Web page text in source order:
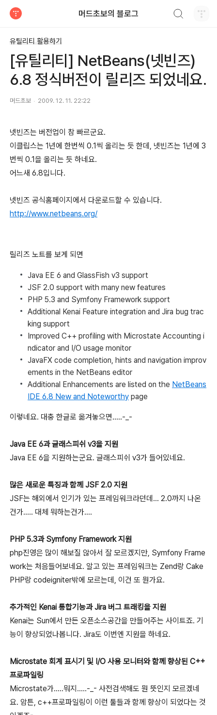
머드초보의 블로그
유틸리티 활용하기
[유틸리티] NetBeans(넷빈즈)
6.8 정식버전이 릴리즈 되었네요.
머드초보 2009. 12. 11. 22:22
넷빈즈는 버전업이 참 빠르군요.
이클립스는 1년에 한번씩 0.1씩 올리는 듯 한데, 넷빈즈는 1년에 3
번씩 0.1을 올리는 듯 하네요.
어느새 6.8입니다.
넷빈즈 공식홈페이지에서 다운로드할 수 있습니다.
http://www.netbeans.org/
릴리즈 노트를 보게 되면
Java EE 6 and GlassFish v3 support
JSF 2.0 support with many new features
PHP 5.3 and Symfony Framework support
Additional Kenai Feature integration and Jira bug trac
king support
Improved C++ profiling with Microstate Accounting i
ndicator and I/O usage monitor
JavaFX code completion, hints and navigation improv
ements in the NetBeans editor
Additional Enhancements are listed on the NetBeans
IDE 6.8 New and Noteworthy page
이렇네요. 대충 한글로 옮겨놓으면.....-_-
Java EE 6과 글래스피쉬 v3을 지원
Java EE 6을 지원하는군요. 글래스피쉬 v3가 들어있네요.
많은 새로운 특징과 함께 JSF 2.0 지원
JSF는 해외에서 인기가 있는 프레임워크라던데... 2.0까지 나온
건가..... 대체 뭐하는건가....
PHP 5.3과 Symfony Framework 지원
php진영은 많이 해보질 않아서 잘 모르겠지만, Symfony Frame
work는 처음들어보네요. 알고 있는 프레임워크는 Zend랑 Cake
PHP랑 codeigniter밖에 모르는데, 이건 또 뭔가요.
추가적인 Kenai 통합기능과 Jira 버그 트래킹을 지원
Kenai는 Sun에서 만든 오픈소스공간을 만들어주는 사이트죠. 기
능이 향상되었나봅니다. Jira도 이번엔 지원을 하네요.
Microstate 회계 표시기 및 I/O 사용 모니터와 함께 향상된 C++
프로파일링
Microstate가.....뭐지.....-_- 사전검색해도 뭔 뜻인지 모르겠네
요. 암튼, c++프로파일링이 이런 툴들과 함께 향상이 되었다는 것